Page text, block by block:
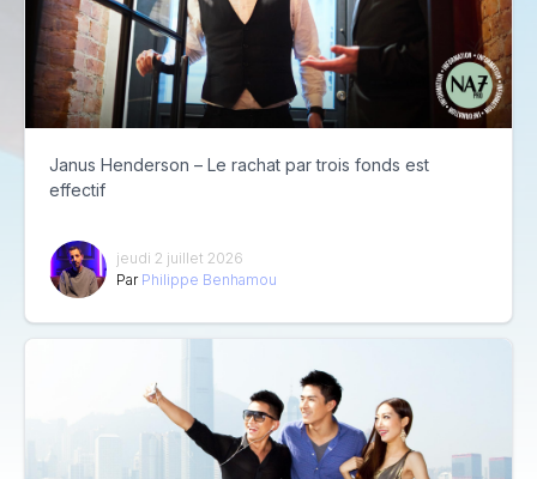
Janus Henderson – Le rachat par trois fonds est
effectif
jeudi 2 juillet 2026
Par Philippe Benhamou